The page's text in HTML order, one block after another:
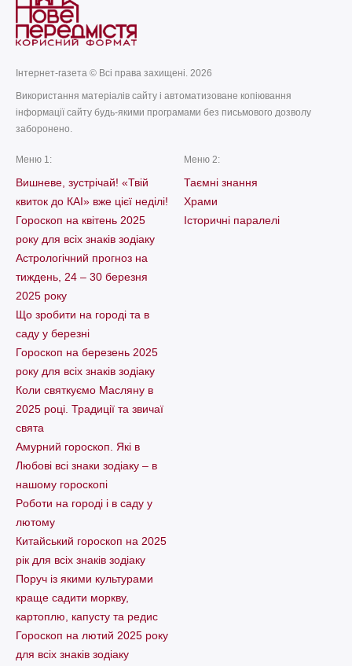
Інтернет-газета © Всі права захищені. 2026
Використання матеріалів сайту і автоматизоване копіювання
інформації сайту будь-якими програмами без письмового дозволу
заборонено.
Меню 1:
Вишневе, зустрічай! «Твій
квиток до КАІ» вже цієї неділі!
Гороскоп на квітень 2025
року для всіх знаків зодіаку
Астрологічний прогноз на
тиждень, 24 – 30 березня
2025 року
Що зробити на городі та в
саду у березні
Гороскоп на березень 2025
року для всіх знаків зодіаку
Коли святкуємо Масляну в
2025 році. Традиції та звичаї
свята
Амурний гороскоп. Які в
Любові всі знаки зодіаку – в
нашому гороскопі
Pоботи на городі і в саду у
лютому
Китайський гороскоп на 2025
рік для всіх знаків зодіаку
Поруч із якими культурами
краще садити моркву,
картоплю, капусту та редис
Гороскоп на лютий 2025 року
для всіх знаків зодіаку
Меню 2:
Таємні знання
Храми
Історичні паралелі